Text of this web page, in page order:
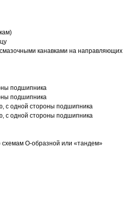
канавками на
подшипника
подшипника
с одной стороны подшипника
с одной стороны подшипника
О-образной или «тандем»